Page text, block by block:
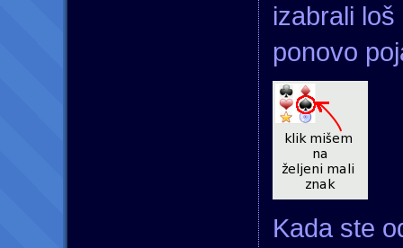
izabrali
ponovo
Kada ste